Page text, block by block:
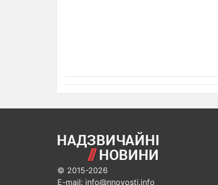
© 2015-2026
E-mail: info@nnovosti.info